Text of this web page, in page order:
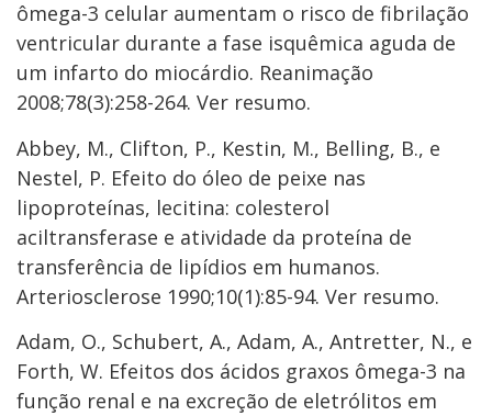
ômega-3 celular aumentam o risco de fibrilação
ventricular durante a fase isquêmica aguda de
um infarto do miocárdio. Reanimação
2008;78(3):258-264. Ver resumo.
Abbey, M., Clifton, P., Kestin, M., Belling, B., e
Nestel, P. Efeito do óleo de peixe nas
lipoproteínas, lecitina: colesterol
aciltransferase e atividade da proteína de
transferência de lipídios em humanos.
Arteriosclerose 1990;10(1):85-94. Ver resumo.
Adam, O., Schubert, A., Adam, A., Antretter, N., e
Forth, W. Efeitos dos ácidos graxos ômega-3 na
função renal e na excreção de eletrólitos em